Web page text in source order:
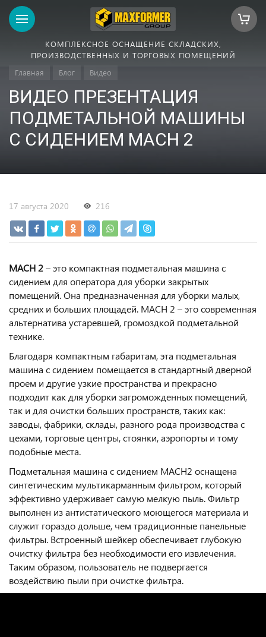
КОМПЛЕКСНОЕ ОСНАЩЕНИЕ СКЛАДСКИХ,
ПРОИЗВОДСТВЕННЫХ И ТОРГОВЫХ ПОМЕЩЕНИЙ
Главная
Блог Видео
ВИДЕО ПРЕЗЕНТАЦИЯ
ПОДМЕТАЛЬНОЙ МАШИНЫ
С СИДЕНИЕМ MACH 2
17 августа 2020 216
МАСН 2– это компактная подметальная машина с
сидением для оператора для уборки закрытых
помещений. Она предназначенная для уборки малых,
средних и больших площадей. МАСН 2 – это современная
альтернатива устаревшей, громоздкой подметальной
технике.
Благодаря компактным габаритам, эта подметальная
машина с сидением помещается в стандартный дверной
проем и другие узкие пространства и прекрасно
подходит как для уборки загроможденных помещений,
так и для очистки больших пространств, таких как:
заводы, фабрики, склады, разного рода производства с
цехами, торговые центры, стоянки, аэропорты и тому
подобные места.
Подметальная машина с сидением МАСН2 оснащена
синтетическим мультикарманным фильтром, который
эффективно удерживает самую мелкую пыль. Фильтр
выполнен из антистатического моющегося материала и
служит гораздо дольше, чем традиционные панельные
фильтры. Встроенный шейкер обеспечивает глубокую
очистку фильтра без необходимости его извлечения.
Таким образом, пользователь не подвергается
воздействию пыли при очистке фильтра.